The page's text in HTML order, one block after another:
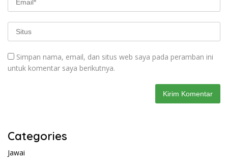
Simpan nama, email, dan situs web saya pada peramban ini
untuk komentar saya berikutnya.
Categories
Jawai